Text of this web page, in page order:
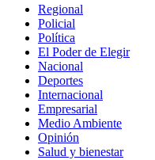
Regional
Policial
Política
El Poder de Elegir
Nacional
Deportes
Internacional
Empresarial
Medio Ambiente
Opinión
Salud y bienestar